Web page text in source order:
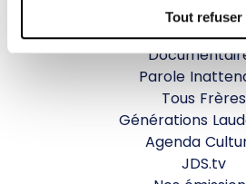
Tout refuser
La messe
Magazine Le Jour
Parole
Tous Frères
Générations
Agenda
JDS.tv